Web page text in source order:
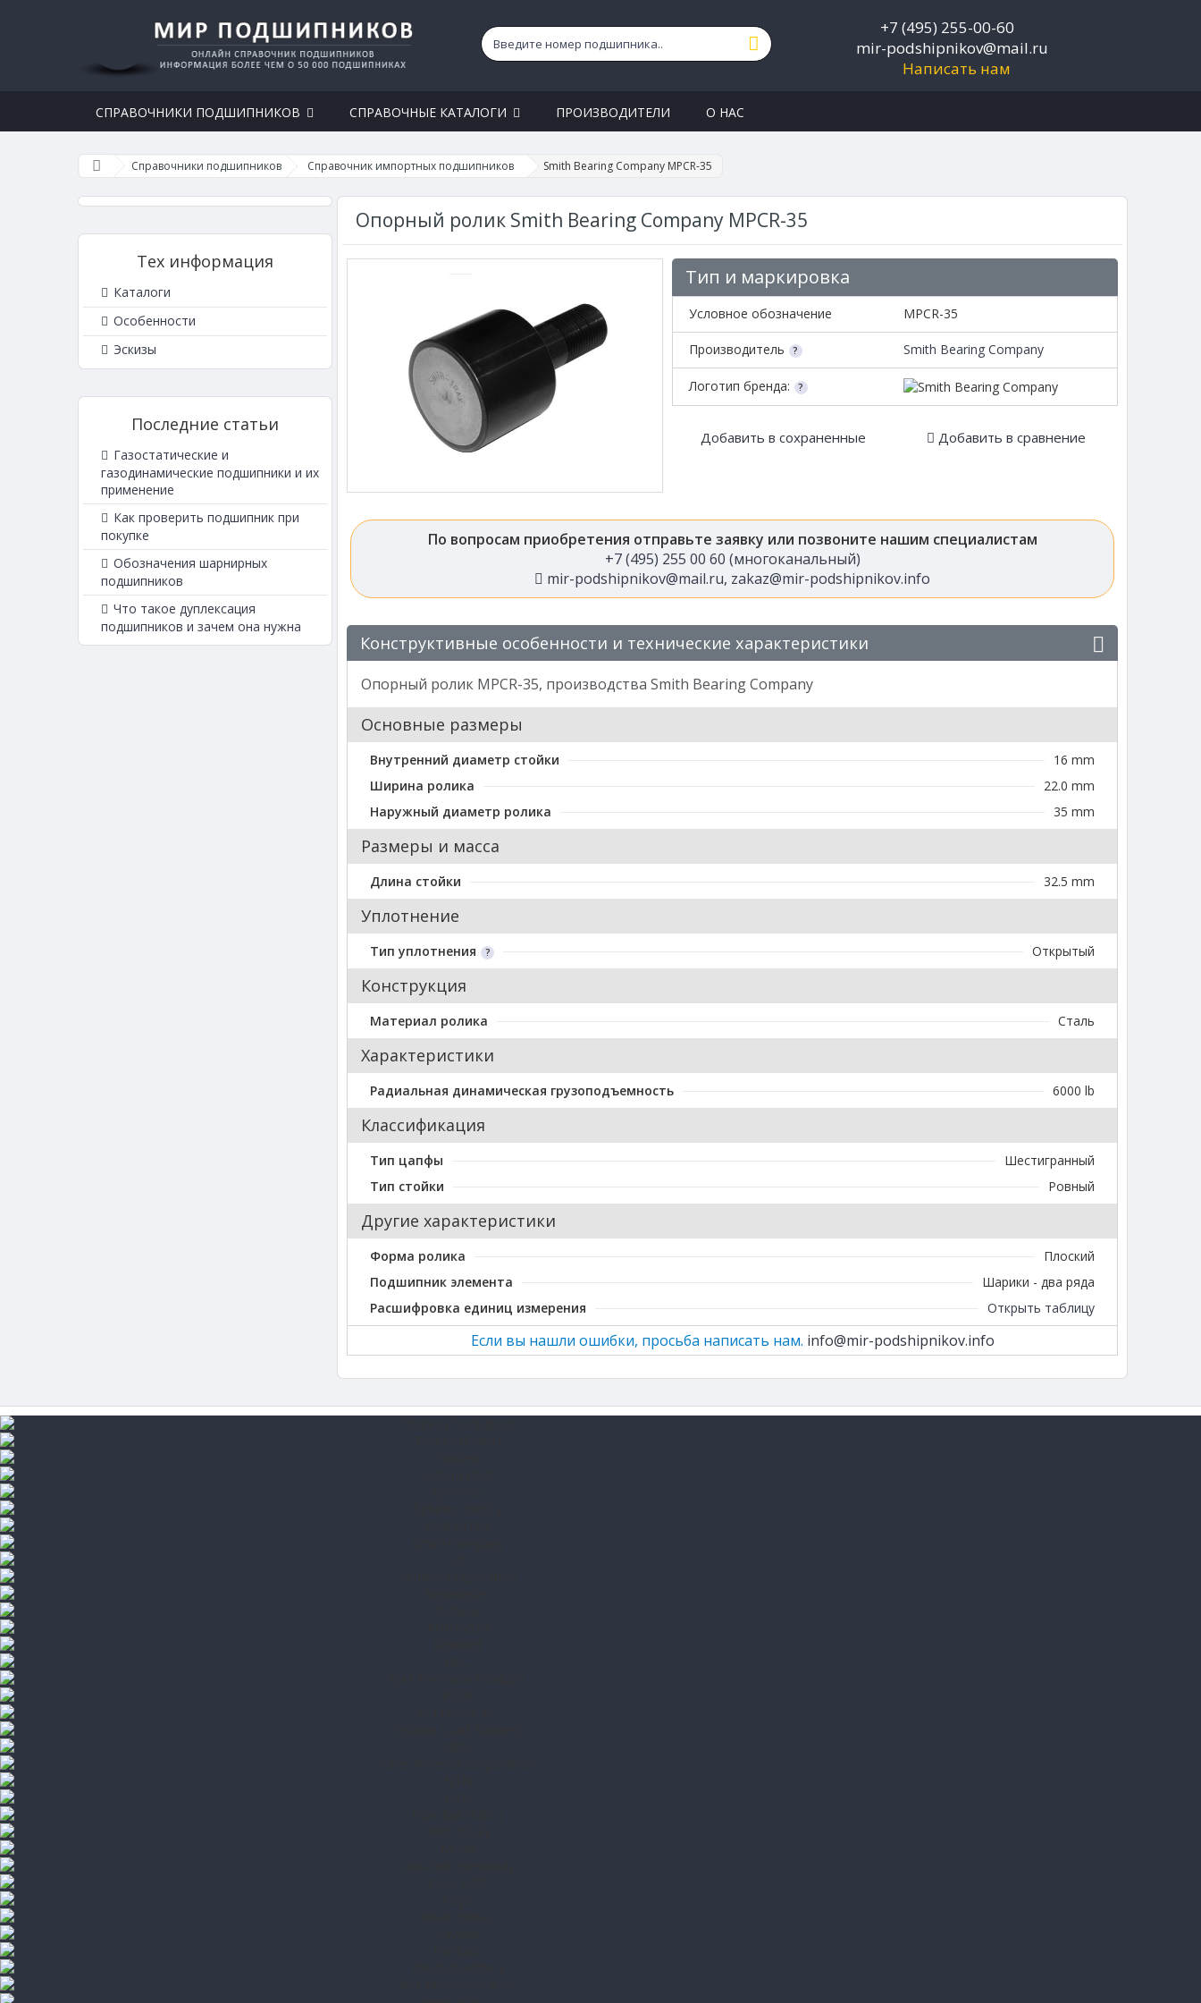
+7 (495) 255-00-60
mir-podshipnikov@mail.ru
Написать нам
СПРАВОЧНИКИ ПОДШИПНИКОВ СПРАВОЧНЫЕ КАТАЛОГИ ПРОИЗВОДИТЕЛИ О НАС
Справочники подшипников Справочник импортных подшипников Smith Bearing Company MPCR-35
Тех информация
Каталоги
Особенности
Эскизы
Последние статьи
Газостатические и
газодинамические подшипники и их
применение
Как проверить подшипник при
покупке
Обозначения шарнирных
подшипников
Что такое дуплексация
подшипников и зачем она нужна
Опорный ролик Smith Bearing Company MPCR-35
Тип и маркировка
Условное обозначение MPCR-35
Производитель Smith Bearing Company
Логотип бренда:
Добавить в сохраненные Добавить в сравнение
По вопросам приобретения отправьте заявку или позвоните нашим специалистам
+7 (495) 255 00 60 (многоканальный)
mir-podshipnikov@mail.ru, zakaz@mir-podshipnikov.info
Конструктивные особенности и технические характеристики
Опорный ролик MPCR-35, производства Smith Bearing Company
Основные размеры
Внутренний диаметр стойки
16 mm
Ширина ролика
22.0 mm
Наружный диаметр ролика
35 mm
Размеры и масса
Длина стойки 32.5 mm
Уплотнение
Тип уплотнения Открытый
Конструкция
Материал ролика Сталь
Характеристики
Радиальная динамическая грузоподъемность 6000 lb
Классификация
Тип цапфы
Шестигранный
Тип стойки
Ровный
Другие характеристики
Форма ролика
Плоский
Подшипник элемента
Шарики - два ряда
Расшифровка единиц измерения
Открыть таблицу
Если вы нашли ошибки, просьба написать нам. info@mir-podshipnikov.info